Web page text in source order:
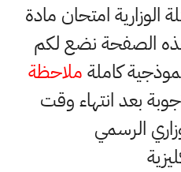
الوزارية امتحان مادة
هذه الصفحة نضع لكم
كاملةملاحظة
بعد انتهاء وقت
الرسمي